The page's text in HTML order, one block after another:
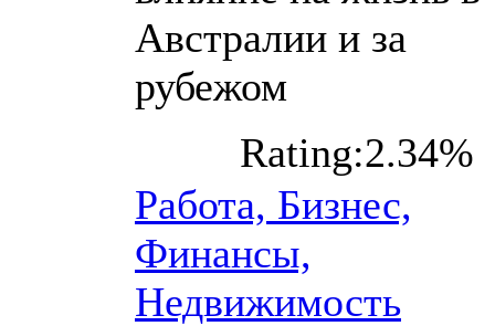
Австралии и за
рубежом
Rating:2.34%
Работа, Бизнес,
Финансы,
Недвижимость